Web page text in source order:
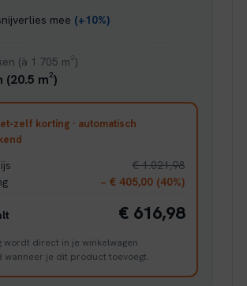
mee (+10%)
(à 1.705 m²)
m²)
zelf korting · automatisch
€ 1.021,98
− € 405,00 (40%)
€ 616,98
wordt direct in je winkelwagen
wanneer je dit product toevoegt.